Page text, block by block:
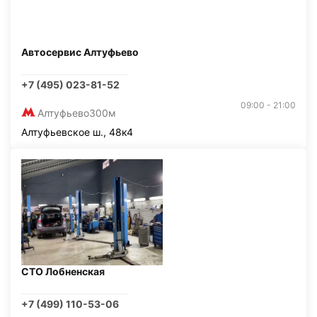
Автосервис Алтуфьево
+7 (495) 023-81-52
Алтуфьево300м
09:00 - 21:00
Алтуфьевское ш., 48к4
СТО Лобненская
+7 (499) 110-53-06